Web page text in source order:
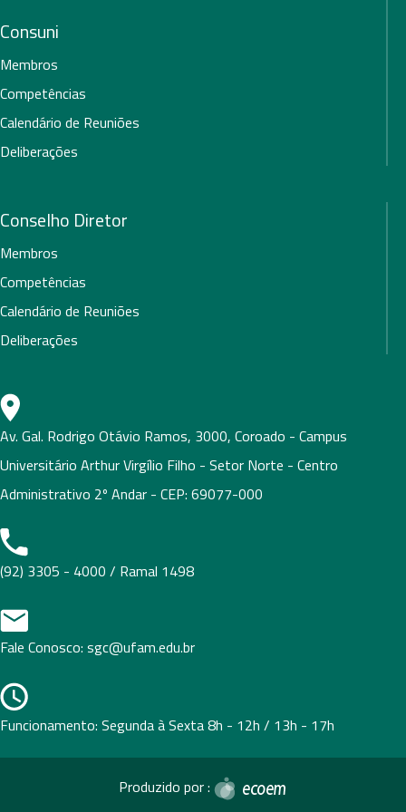
Consuni
Membros
Competências
Calendário de Reuniões
Deliberações
Conselho Diretor
Membros
Competências
Calendário de Reuniões
Deliberações
Av. Gal. Rodrigo Otávio Ramos, 3000, Coroado - Campus
Universitário Arthur Virgílio Filho - Setor Norte - Centro
Administrativo 2º Andar - CEP: 69077-000
(92) 3305 - 4000 / Ramal 1498
Fale Conosco: sgc@ufam.edu.br
Funcionamento: Segunda à Sexta 8h - 12h / 13h - 17h
Produzido por :